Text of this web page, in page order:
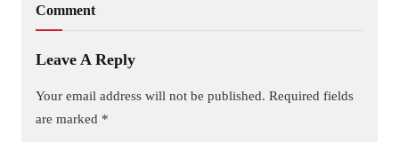
Comment
Leave A Reply
Your email address will not be published. Required fields
are marked *